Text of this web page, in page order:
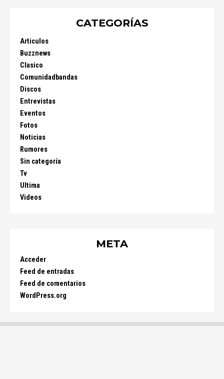
CATEGORÍAS
Articulos
Buzznews
Clasico
Comunidadbandas
Discos
Entrevistas
Eventos
Fotos
Noticias
Rumores
Sin categoría
Tv
Ultima
Videos
META
Acceder
Feed de entradas
Feed de comentarios
WordPress.org